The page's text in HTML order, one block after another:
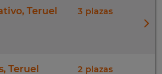
Teruel
3
Teruel
2